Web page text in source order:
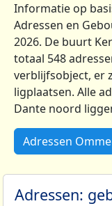
Informatie op
Adressen en
2026. De buurt
totaal 548
verblijfsobject, er
ligplaatsen. Alle
Dante noord
Adressen
Adressen: